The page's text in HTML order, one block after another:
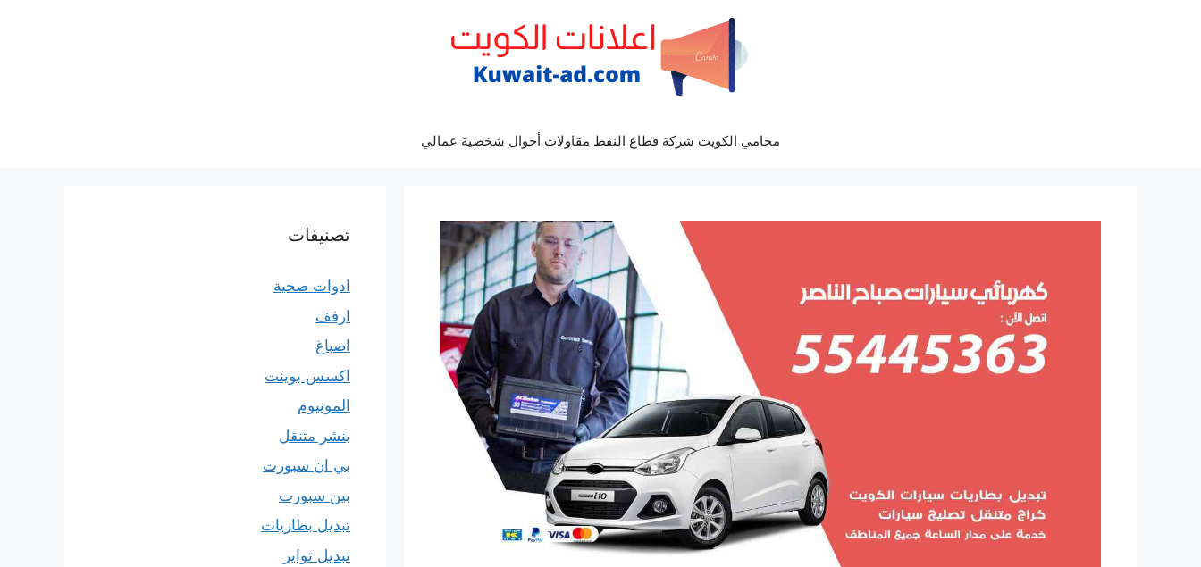
محامي الكويت شركة قطاع النفط مقاولات أحوال شخصية عمالي
تصنيفات
ادوات صحية
ارفف
اصباغ
اكسس بوينت
المونيوم
بنشر متنقل
بي ان سبورت
بين سبورت
تبديل بطاريات
تبديل تواير